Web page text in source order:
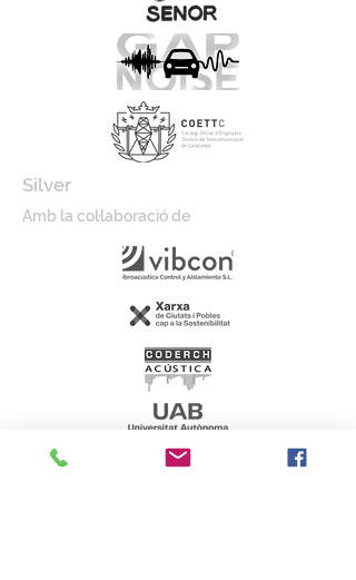
Silver
Amb la col·laboració de